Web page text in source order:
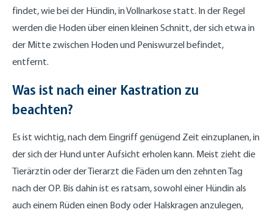
findet, wie bei der Hündin, in Vollnarkose statt. In der Regel
werden die Hoden über einen kleinen Schnitt, der sich etwa in
der Mitte zwischen Hoden und Peniswurzel befindet,
entfernt.
Was ist nach einer Kastration zu
beachten?
Es ist wichtig, nach dem Eingriff genügend Zeit einzuplanen, in
der sich der Hund unter Aufsicht erholen kann. Meist zieht die
Tierärztin oder der Tierarzt die Fäden um den zehnten Tag
nach der OP. Bis dahin ist es ratsam, sowohl einer Hündin als
auch einem Rüden einen Body oder Halskragen anzulegen,